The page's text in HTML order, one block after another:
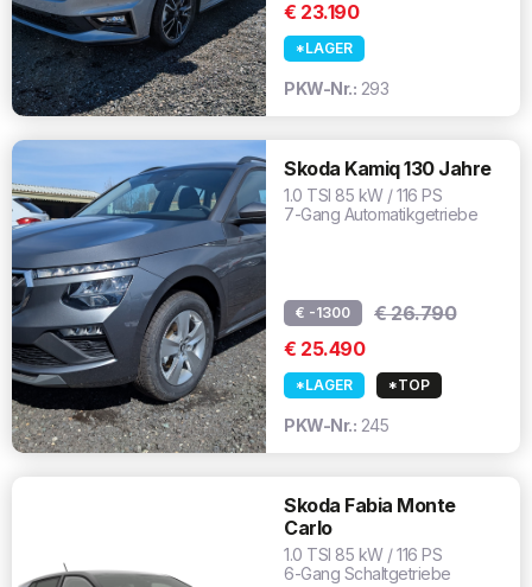
€ 23.190
*LAGER
PKW-Nr.: 293
Skoda Kamiq 130 Jahre
1.0 TSI 85 kW / 116 PS
7-Gang Automatikgetriebe
€ -1300
€ 26.790
€ 25.490
*LAGER *TOP
PKW-Nr.: 245
Skoda Fabia Monte
Carlo
1.0 TSI 85 kW / 116 PS
6-Gang Schaltgetriebe